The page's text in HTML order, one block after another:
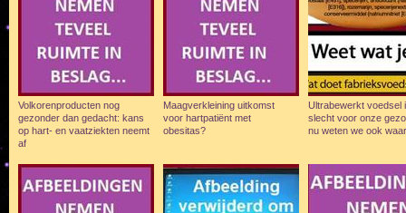
Volkorenproducten nog
gezonder dan gedacht: kans
op hart- en vaatziekten neemt
af
Maagverkleining uitkomst
voor hartpatiënt met
obesitas?
Ultrabewerkt voedsel
slecht voor onze
nu weten we ook